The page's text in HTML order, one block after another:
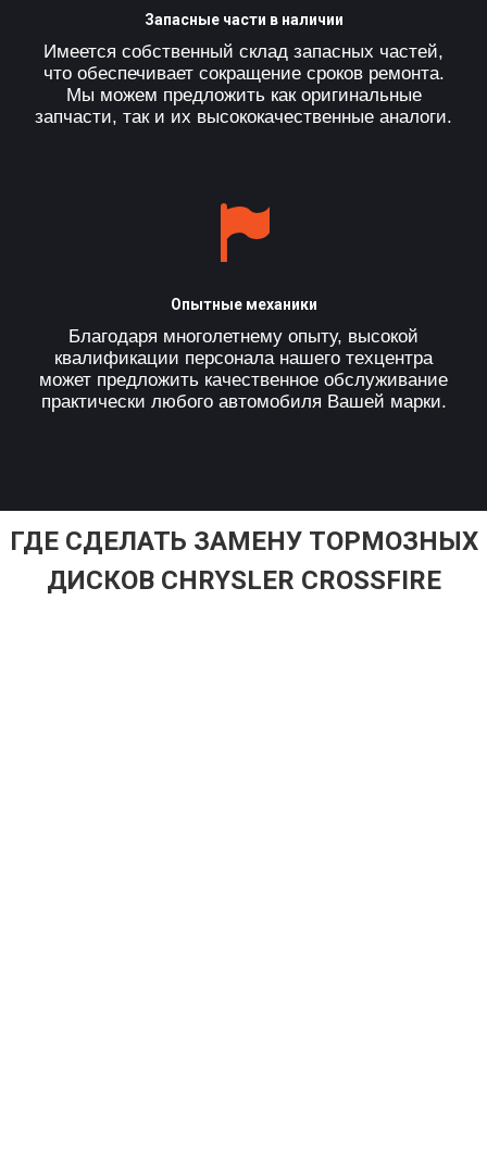
Запасные части в наличии
Имеется собственный склад запасных частей,
что обеспечивает сокращение сроков ремонта.
Мы можем предложить как оригинальные
запчасти, так и их высококачественные аналоги.
Опытные механики
Благодаря многолетнему опыту, высокой
квалификации персонала нашего техцентра
может предложить качественное обслуживание
практически любого автомобиля Вашей марки.
ГДЕ СДЕЛАТЬ ЗАМЕНУ ТОРМОЗНЫХ
ДИСКОВ CHRYSLER CROSSFIRE